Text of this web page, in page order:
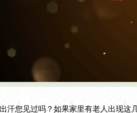
您见过吗？如果家里有老人出现这